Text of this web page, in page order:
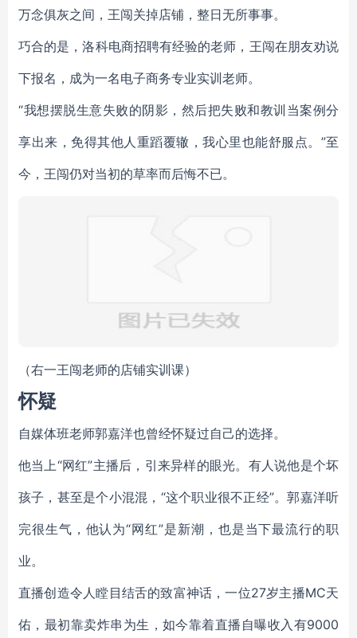
万念俱灰之间，王闯关掉店铺，整日无所事事。
巧合的是，洛科电商招聘有经验的老师，王闯在朋友劝说
下报名，成为一名电子商务专业实训老师。
“我想摆脱生意失败的阴影，然后把失败和教训当案例分
享出来，免得其他人重蹈覆辙，我心里也能舒服点。”至
今，王闯仍对当初的草率而后悔不已。
（右一王闯老师的店铺实训课）
怀疑
自媒体班老师郭嘉洋也曾经怀疑过自己的选择。
他当上“网红”主播后，引来异样的眼光。有人说他是个坏
孩子，甚至是个小混混，“这个职业很不正经”。郭嘉洋听
完很生气，他认为“网红”是新潮，也是当下最流行的职
业。
直播创造令人瞠目结舌的致富神话，一位27岁主播MC天
佑，最初靠卖炸串为生，如今靠着直播自曝收入有9000